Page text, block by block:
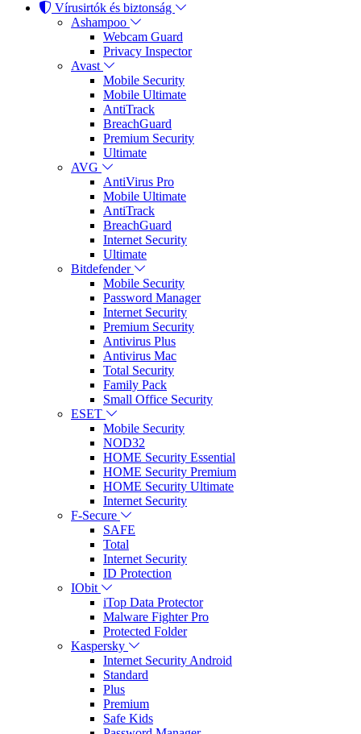
Vírusirtók és biztonság
Ashampoo
Webcam Guard
Privacy Inspector
Avast
Mobile Security
Mobile Ultimate
AntiTrack
BreachGuard
Premium Security
Ultimate
AVG
AntiVirus Pro
Mobile Ultimate
AntiTrack
BreachGuard
Internet Security
Ultimate
Bitdefender
Mobile Security
Password Manager
Internet Security
Premium Security
Antivirus Plus
Antivirus Mac
Total Security
Family Pack
Small Office Security
ESET
Mobile Security
NOD32
HOME Security Essential
HOME Security Premium
HOME Security Ultimate
Internet Security
F-Secure
SAFE
Total
Internet Security
ID Protection
IObit
iTop Data Protector
Malware Fighter Pro
Protected Folder
Kaspersky
Internet Security Android
Standard
Plus
Premium
Safe Kids